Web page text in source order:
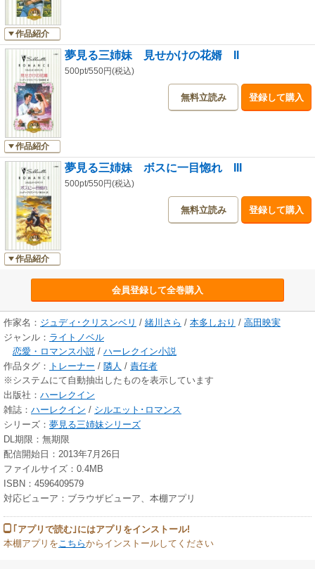
作品紹介
作品紹介
夢見る三姉妹 見せかけの花婿 II
500pt/550円(税込)
無料立読み 登録して購入
作品紹介
夢見る三姉妹 ボスに一目惚れ III
500pt/550円(税込)
無料立読み 登録して購入
会員登録して全巻購入
作家名： ジュディ･クリスンベリ / 緒川さら / 本多しおり / 高田映実
ジャンル： ライトノベル
恋愛・ロマンス小説 / ハーレクイン小説
作品タグ： トレーナー / 隣人 / 責任者
※システムにて自動抽出したものを表示しています
出版社： ハーレクイン
雑誌： ハーレクイン / シルエット･ロマンス
シリーズ： 夢見る三姉妹シリーズ
DL期限：無期限
配信開始日：2013年7月26日
ファイルサイズ：0.4MB
ISBN：4596409579
対応ビューア：ブラウザビューア、本棚アプリ
｢アプリで読む｣にはアプリをインストール!
本棚アプリを こちらからインストールしてください